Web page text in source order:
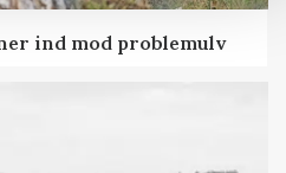
ind mod problemulv